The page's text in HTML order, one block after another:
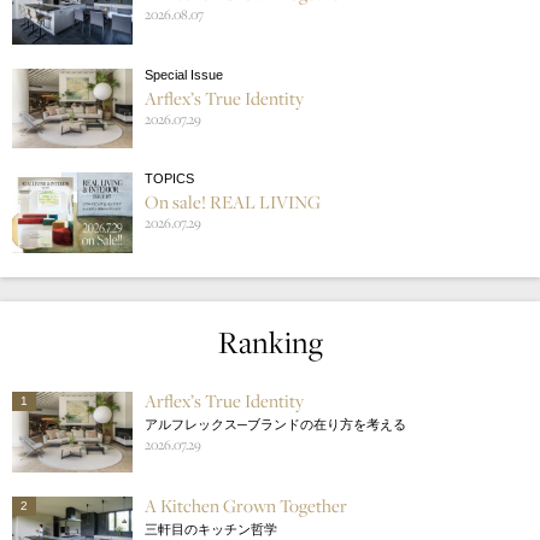
2026.08.07
Special Issue
Arflex’s True Identity
2026.07.29
TOPICS
On sale! REAL LIVING
2026.07.29
Ranking
1 Arflex’s True Identity
アルフレックス─ブランドの在り方を考える
2026.07.29
2 A Kitchen Grown Together
三軒目のキッチン哲学